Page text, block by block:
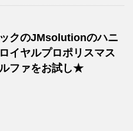
クのJMsolutionのハニ
イヤルプロポリスマス
ファをお試し★